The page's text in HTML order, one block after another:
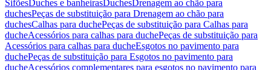
SifõesDuches e banheirasDuchesDrenagem ao chão para
duchesPeças de substituição para Drenagem ao chão para
duchesCalhas para duchePeças de substituição para Calhas para
ducheAcessórios para calhas para duchePeças de substituição para
Acessórios para calhas para ducheEsgotos no pavimento para
duchePeças de substituição para Esgotos no pavimento para
ducheAcessórios complementares para esgotos no pavimento para